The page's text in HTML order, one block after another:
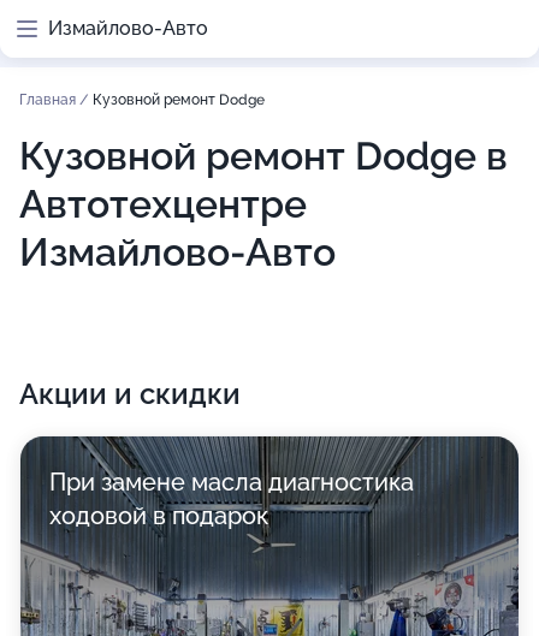
Измайлово-Авто
Главная / Кузовной ремонт Dodge
Кузовной ремонт Dodge в
Автотехцентре
Измайлово-Авто
Акции и скидки
При замене масла диагностика
ходовой в подарок